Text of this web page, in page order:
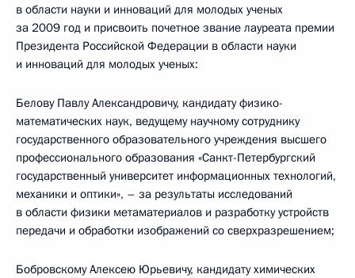
в области науки и инноваций для молодых ученых
за 2009 год и присвоить почетное звание лауреата премии
Президента Российской Федерации в области науки
и инноваций для молодых ученых:
Белову Павлу Александровичу, кандидату физико-
математических наук, ведущему научному сотруднику
государственного образовательного учреждения высшего
профессионального образования «Санкт-Петербургский
государственный университет информационных технологий,
механики и оптики», – за результаты исследований
в области физики метаматериалов и разработку устройств
передачи и обработки изображений со сверхразрешением;
Бобровскому Алексею Юрьевичу, кандидату химических